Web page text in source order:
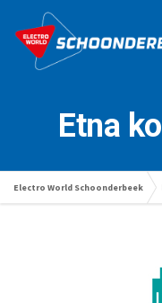
Etna
Electro World Schoonderbeek